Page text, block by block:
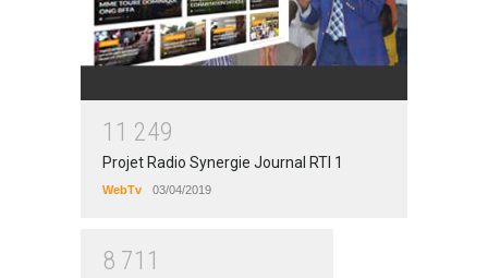
1 1 249
Projet Radio Synergie Journal RTI 1
WebTv 03/04/2019
8 71 1